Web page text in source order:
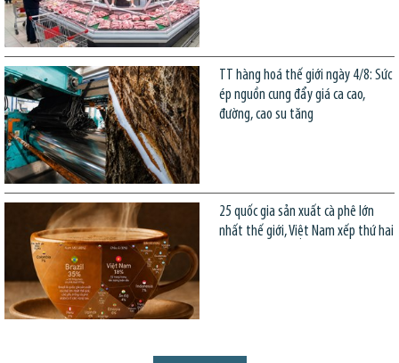
TT hàng hoá thế giới ngày 4/8: Sức
ép nguồn cung đẩy giá ca cao,
đường, cao su tăng
25 quốc gia sản xuất cà phê lớn
nhất thế giới, Việt Nam xếp thứ hai